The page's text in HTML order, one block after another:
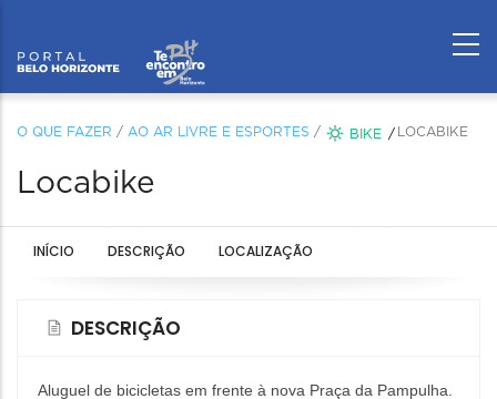
O QUE FAZER / AO AR LIVRE E ESPORTES / BIKE LOCABIKE
Locabike
INÍCIO DESCRIÇÃO LOCALIZAÇÃO
DESCRIÇÃO
Aluguel de bicicletas em frente à nova Praça da Pampulha.